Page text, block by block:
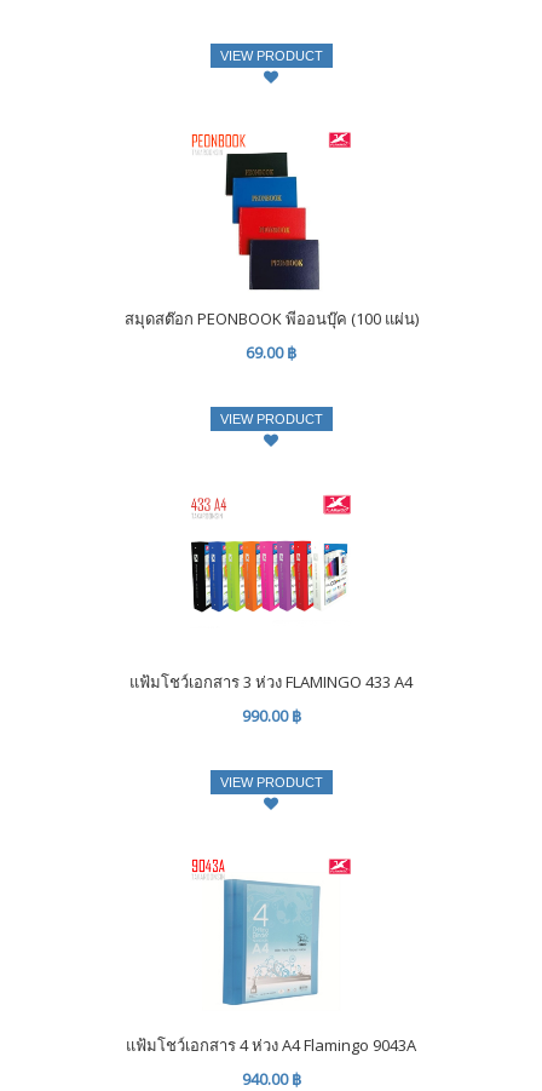
VIEW PRODUCT
สมุดสต๊อก PEONBOOK พีออนบุ๊ค (100 แผ่น)
69.00 ฿
VIEW PRODUCT
แฟ้มโชว์เอกสาร 3 ห่วง FLAMINGO 433 A4
990.00 ฿
VIEW PRODUCT
แฟ้มโชว์เอกสาร 4 ห่วง A4 Flamingo 9043A
940.00 ฿